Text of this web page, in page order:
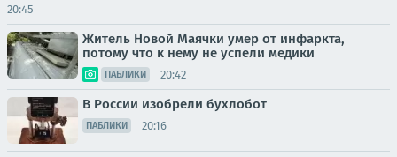
20:45
Житель Новой Маячки умер от инфаркта,
потому что к нему не успели медики
ПАБЛИКИ 20:42
В России изобрели бухлобот
ПАБЛИКИ 20:16